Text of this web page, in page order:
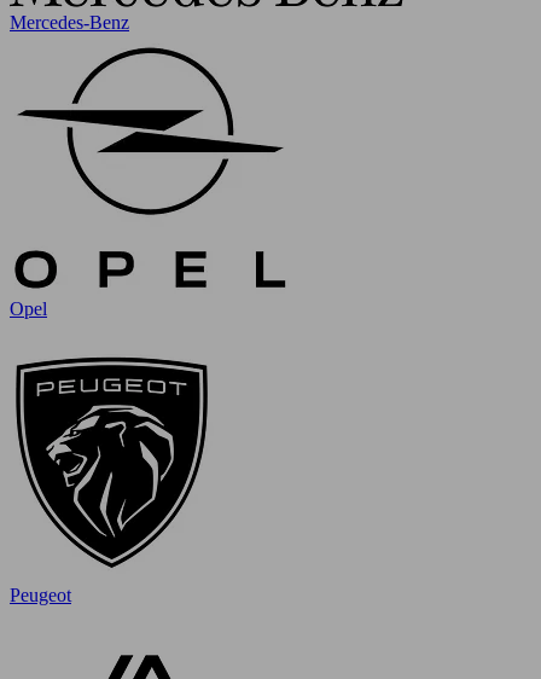
Mercedes-Benz
Opel
Peugeot